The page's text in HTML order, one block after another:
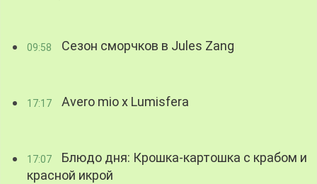
09:58 Сезон сморчков в Jules Zang
17:17 Avero mio x Lumisfera
17:07
Блюдо дня: Крошка-картошка с крабом и
красной икрой